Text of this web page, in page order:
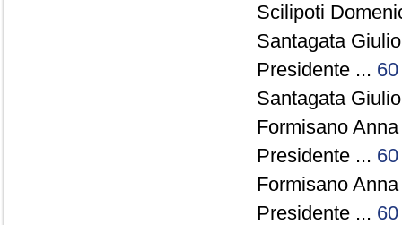
Scilipoti
Santagata
Presidente ... 60
Santagata
Formisano
Presidente ... 60
Formisano
Presidente ... 60